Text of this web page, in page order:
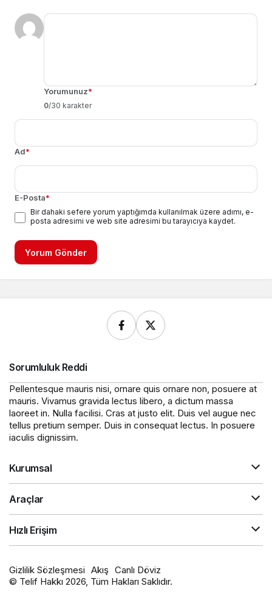
Yorumunuz*
0/30 karakter
Ad*
E-Posta*
Bir dahaki sefere yorum yaptığımda kullanılmak üzere adımı, e-
posta adresimi ve web site adresimi bu tarayıcıya kaydet.
Yorum Gönder
Sorumluluk Reddi
Pellentesque mauris nisi, ornare quis ornare non, posuere at
mauris. Vivamus gravida lectus libero, a dictum massa
laoreet in. Nulla facilisi. Cras at justo elit. Duis vel augue nec
tellus pretium semper. Duis in consequat lectus. In posuere
iaculis dignissim.
Kurumsal
Araçlar
Hızlı Erişim
Gizlilik Sözleşmesi Akış Canlı Döviz
© Telif Hakkı 2026, Tüm Hakları Saklıdır.